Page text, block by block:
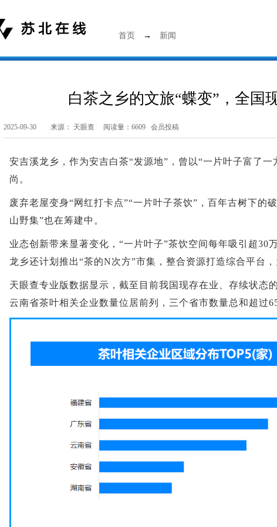
首页 → 新闻
白茶之乡的文旅“蝶变”，全国
2025-09-30 来源： 天眼查 阅读量：6609 会员投稿
安吉溪龙乡，作为安吉白茶“发源地”，曾以“一片叶子富了
尚。
废弃老屋变身“网红打卡点”“一片叶子茶饮”，百年古树下的
山野集”也在筹建中。
业态创新带来显著变化，“一片叶子”茶饮空间每年吸引超30
龙乡还计划推出“茶的N次方”市集，整合资源打造综合平台
天眼查专业版数据显示，截至目前我国现存在业、存续状态
云南省茶叶相关企业数量位居前列，三个省市数量总和超过